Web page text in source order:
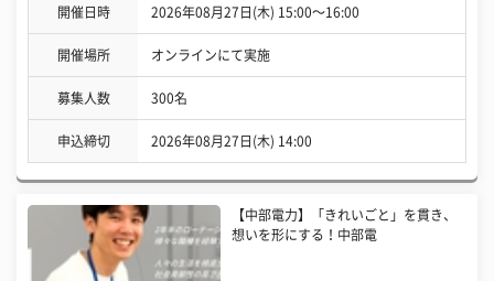
開催日時 2026年08月27日(木) 15:00〜16:00
開催場所 オンラインにて実施
募集人数 300名
申込締切 2026年08月27日(木) 14:00
【中部電力】「きれいごと」を貫き、
想いを形にする！中部電